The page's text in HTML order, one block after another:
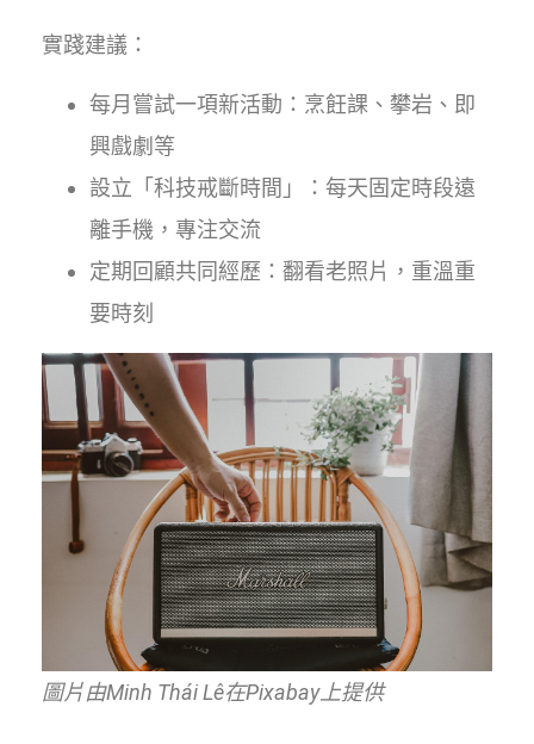
實踐建議：
每月嘗試一項新活動：烹飪課、攀岩、即
興戲劇等
設立「科技戒斷時間」：每天固定時段遠
離手機，專注交流
定期回顧共同經歷：翻看老照片，重溫重
要時刻
圖片由Minh Thái Lê在Pixabay上提供